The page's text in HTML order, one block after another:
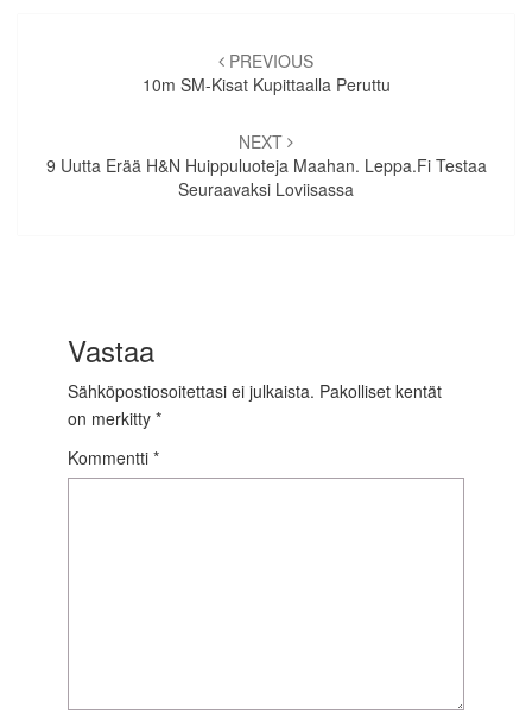
PREVIOUS
10m SM-Kisat Kupittaalla Peruttu
NEXT
9 Uutta Erää H&N Huippuluoteja Maahan. Leppa.fi Testaa
Seuraavaksi Loviisassa
Vastaa
Sähköpostiosoitettasi ei julkaista. Pakolliset kentät
on merkitty *
Kommentti *